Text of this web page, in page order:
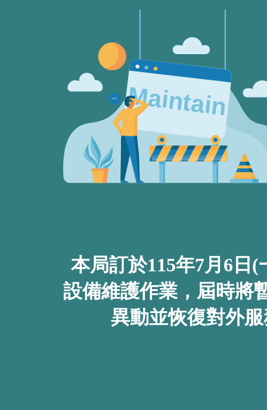
本局訂於115年7月6日
設備維護作業，屆時將
異動並恢復對外